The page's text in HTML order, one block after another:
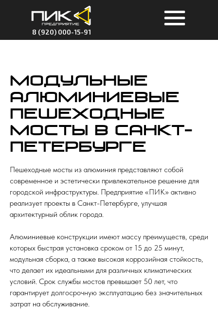
8 (920) 000-15-91
Модульные
алюминиевые
пешеходные
мосты в Санкт-
Петербурге
Пешеходные мосты из алюминия представляют собой
современное и эстетически привлекательное решение для
городской инфраструктуры. Предприятие «ПИК» активно
реализует проекты в Санкт-Петербурге, улучшая
архитектурный облик города.
Алюминиевые конструкции имеют массу преимуществ, среди
которых быстрая установка сроком от 15 до 25 минут,
модульная сборка, а также высокая коррозийная стойкость,
что делает их идеальными для различных климатических
условий. Срок службы мостов превышает 50 лет, что
гарантирует долгосрочную эксплуатацию без значительных
затрат на обслуживание.